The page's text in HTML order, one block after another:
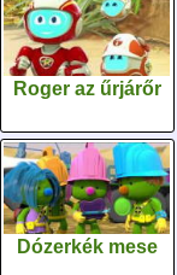
Roger az űrjárőr
Dózerkék mese